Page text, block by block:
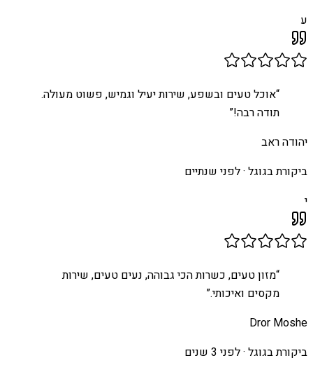
ע
“אוכל טעים ובשפע, שירות יעיל וגמיש, פשוט מעולה.
תודה רבה!”
יהודה ראב
ביקורת בגוגל ·לפני שנתיים
י
“מזון טעים, כשרות הכי גבוהה, נעים טעים, שירות
מקסים ואיכותי.”
Dror Moshe
ביקורת בגוגל ·לפני 3 שנים